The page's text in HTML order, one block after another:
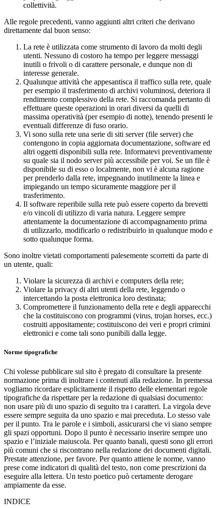
collettività.
Alle regole precedenti, vanno aggiunti altri criteri che derivano
direttamente dal buon senso:
La rete è utilizzata come strumento di lavoro da molti degli
utenti. Nessuno di costoro ha tempo per leggere messaggi
inutili o frivoli o di carattere personale, e dunque non di
interesse generale.
Qualunque attività che appesantisca il traffico sulla rete, quale
per esempio il trasferimento di archivi voluminosi, deteriora il
rendimento complessivo della rete. Si raccomanda pertanto di
effettuare queste operazioni in orari diversi da quelli di
massima operatività (per esempio di notte), tenendo presenti le
eventuali differenze di fuso orario.
Vi sono sulla rete una serie di siti server (file server) che
contengono in copia aggiornata documentazione, software ed
altri oggetti disponibili sulla rete. Informatevi preventivamente
su quale sia il nodo server più accessibile per voi. Se un file è
disponibile su di esso o localmente, non vi è alcuna ragione
per prenderlo dalla rete, impegnando inutilmente la linea e
impiegando un tempo sicuramente maggiore per il
trasferimento.
Il software reperibile sulla rete può essere coperto da brevetti
e/o vincoli di utilizzo di varia natura. Leggere sempre
attentamente la documentazione di accompagnamento prima
di utilizzarlo, modificarlo o redistribuirlo in qualunque modo e
sotto qualunque forma.
Sono inoltre vietati comportamenti palesemente scorretti da parte di
un utente, quali:
Violare la sicurezza di archivi e computers della rete;
Violare la privacy di altri utenti della rete, leggendo o
intercettando la posta elettronica loro destinata;
Compromettere il funzionamento della rete e degli apparecchi
che la costituiscono con programmi (virus, trojan horses, ecc.)
costruiti appositamente; costituiscono dei veri e propri crimini
elettronici e come tali sono punibili dalla legge.
Norme tipografiche
Chi volesse pubblicare sul sito è pregato di consultare la presente
normazione prima di inoltrare i contenuti alla redazione. In premessa
vogliamo ricordare esplicitamente il rispetto delle elementari regole
tipografiche da rispettare per la redazione di qualsiasi documento:
non usare più di uno spazio di seguito tra i caratteri. La virgola deve
essere sempre seguita da uno spazio e mai preceduta. Lo stesso vale
per il punto. Tra le parole e i simboli, assicurarsi che vi siano sempre
gli spazi opportuni. Dopo il punto è necessario inserire sempre uno
spazio e l’iniziale maiuscola. Per quanto banali, questi sono gli errori
più comuni che si riscontrano nella redazione dei documenti digitali.
Prestate attenzione, per favore. Per quanto attiene le norme, vanno
prese come indicatori di qualità del testo, non come prescrizioni da
eseguire alla lettera. Un testo poetico può certamente derogare
ampiamente da esse.
INDICE